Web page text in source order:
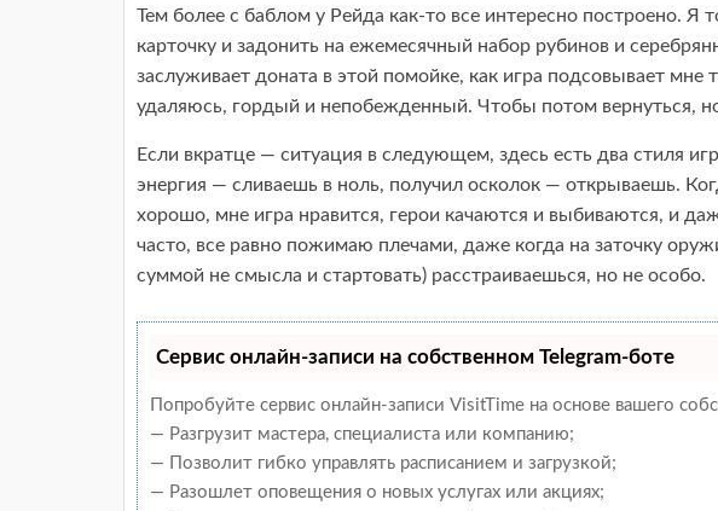
Тем более с баблом у Рейда как-то все интересно построено. Я
карточку и задонить на ежемесячный набор рубинов и
заслуживает доната в этой помойке, как игра подсовывает мне
удаляюсь, гордый и непобежденный. Чтобы потом вернуться,
Если вкратце — ситуация в следующем, здесь есть два стиля
энергия — сливаешь в ноль, получил осколок — открываешь.
хорошо, мне игра нравится, герои качаются и выбиваются, и
часто, все равно пожимаю плечами, даже когда на заточку
суммой не смысла и стартовать) расстраиваешься, но не особо.
Сервис онлайн-записи на собственном Telegram-боте
Попробуйте сервис онлайн-записи VisitTime на основе вашего
— Разгрузит мастера, специалиста или компанию;
— Позволит гибко управлять расписанием и загрузкой;
— Разошлет оповещения о новых услугах или акциях;